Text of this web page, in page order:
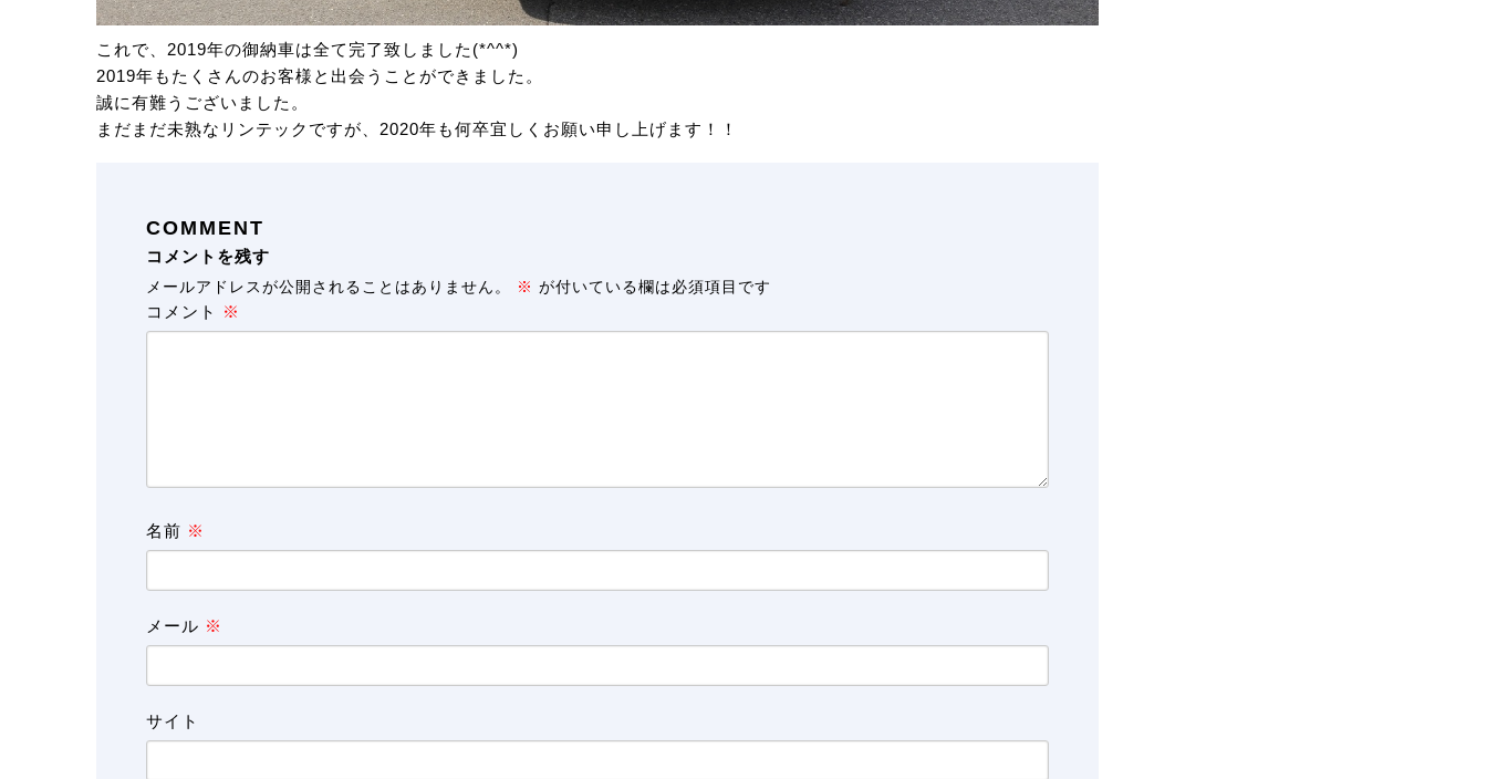
これで、2019年の御納車は全て完了致しました(*^^*)
2019年もたくさんのお客様と出会うことができました。
誠に有難うございました。
まだまだ未熟なリンテックですが、2020年も何卒宜しくお願い申し上げます！！
COMMENT
コメントを残す
メールアドレスが公開されることはありません。 ※ が付いている欄は必須項目です
コメント ※
名前 ※
メール ※
サイト